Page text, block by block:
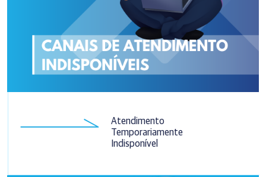
Atendimento
Temporariamente
Indisponível